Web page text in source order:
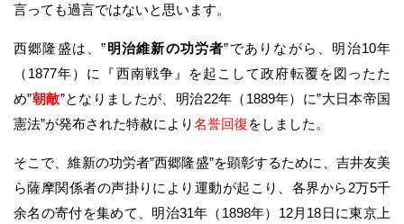
言っても過言ではないと思います。
西郷隆盛は、”明治維新の功労者”でありながら、明治10年
（1877年）に『西南戦争』を起こして政府転覆を図ったた
め”朝敵”となりましたが、明治22年（1889年）に”大日本帝国
憲法”が発布された特赦により名誉回復をしました。
そこで、維新の功労者”西郷隆盛”を顕彰するために、吉井友美
ら薩摩関係者の声掛りにより運動が起こり、各界から2万5千
余名の寄付を集めて、明治31年（1898年）12月18日に東京上